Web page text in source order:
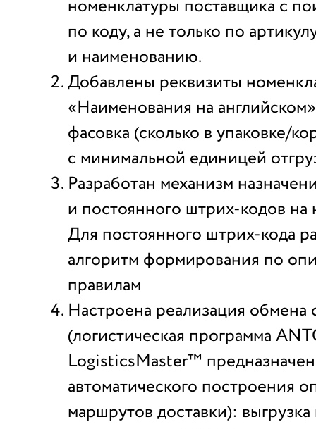
номенклатуры поставщика с
по коду, а не только по
и наименованию.
Добавлены реквизиты
«Наименования на
фасовка (сколько в упаковке/
с минимальной единицей
Разработан механизм
и постоянного штрих-кодов на
Для постоянного штрих-кода
алгоритм формирования по
правилам
Настроена реализация обмена
(логистическая программа
LogisticsMaster™
автоматического построения
маршрутов доставки):